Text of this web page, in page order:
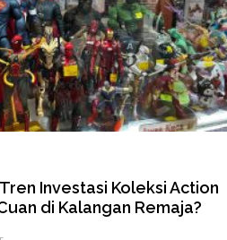
Investasi Koleksi Action
di Kalangan Remaja?